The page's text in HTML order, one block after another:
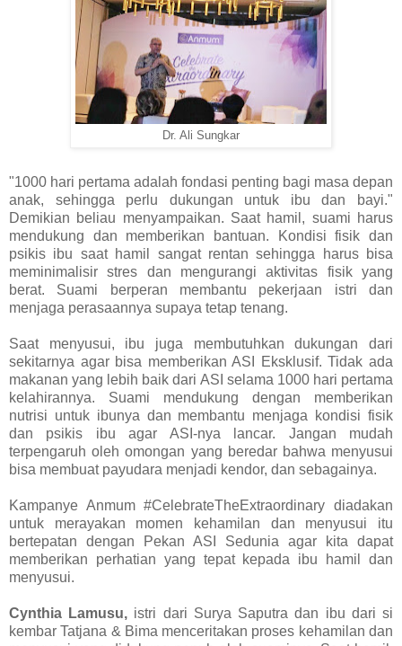
Dr. Ali Sungkar
"1000 hari pertama adalah fondasi penting bagi masa depan
anak, sehingga perlu dukungan untuk ibu dan bayi."
Demikian beliau menyampaikan. Saat hamil, suami harus
mendukung dan memberikan bantuan. Kondisi fisik dan
psikis ibu saat hamil sangat rentan sehingga harus bisa
meminimalisir stres dan mengurangi aktivitas fisik yang
berat. Suami berperan membantu pekerjaan istri dan
menjaga perasaannya supaya tetap tenang.
Saat menyusui, ibu juga membutuhkan dukungan dari
sekitarnya agar bisa memberikan ASI Eksklusif. Tidak ada
makanan yang lebih baik dari ASI selama 1000 hari pertama
kelahirannya. Suami mendukung dengan memberikan
nutrisi untuk ibunya dan membantu menjaga kondisi fisik
dan psikis ibu agar ASI-nya lancar. Jangan mudah
terpengaruh oleh omongan yang beredar bahwa menyusui
bisa membuat payudara menjadi kendor, dan sebagainya.
Kampanye Anmum #CelebrateTheExtraordinary diadakan
untuk merayakan momen kehamilan dan menyusui itu
bertepatan dengan Pekan ASI Sedunia agar kita dapat
memberikan perhatian yang tepat kepada ibu hamil dan
menyusui.
Cynthia Lamusu, istri dari Surya Saputra dan ibu dari si
kembar Tatjana & Bima menceritakan proses kehamilan dan